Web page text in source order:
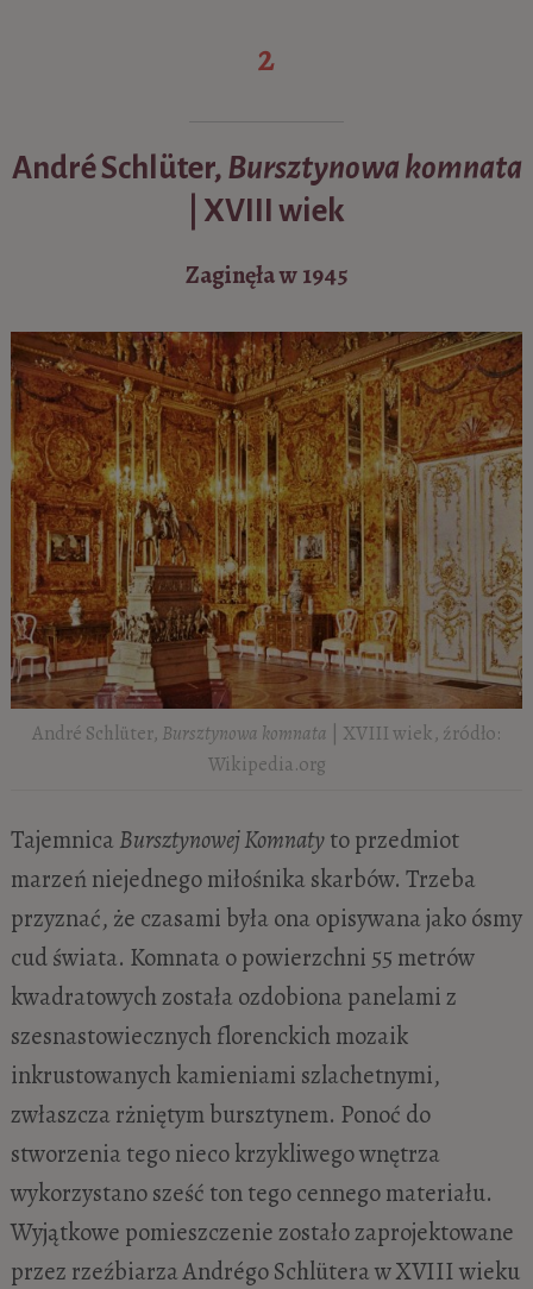
2
​André Schlüter, Bursztynowa komnata
| XVIII wiek
Zaginęła w 1945
​André Schlüter, Bursztynowa komnata | XVIII wiek, źródło:
Wikipedia.org
TajemnicaBursztynowej Komnatyto przedmiot
marzeń niejednego miłośnika skarbów. Trzeba
przyznać, że czasami była ona opisywana jako ósmy
cud świata. Komnata o powierzchni 55 metrów
kwadratowych została ozdobiona panelami z
szesnastowiecznych florenckich mozaik
inkrustowanych kamieniami szlachetnymi,
zwłaszcza rżniętym bursztynem. Ponoć do
stworzenia tego nieco krzykliwego wnętrza
wykorzystano sześć ton tego cennego materiału.
Wyjątkowe pomieszczenie zostało zaprojektowane
przez rzeźbiarza Andrégo Schlütera w XVIII wieku